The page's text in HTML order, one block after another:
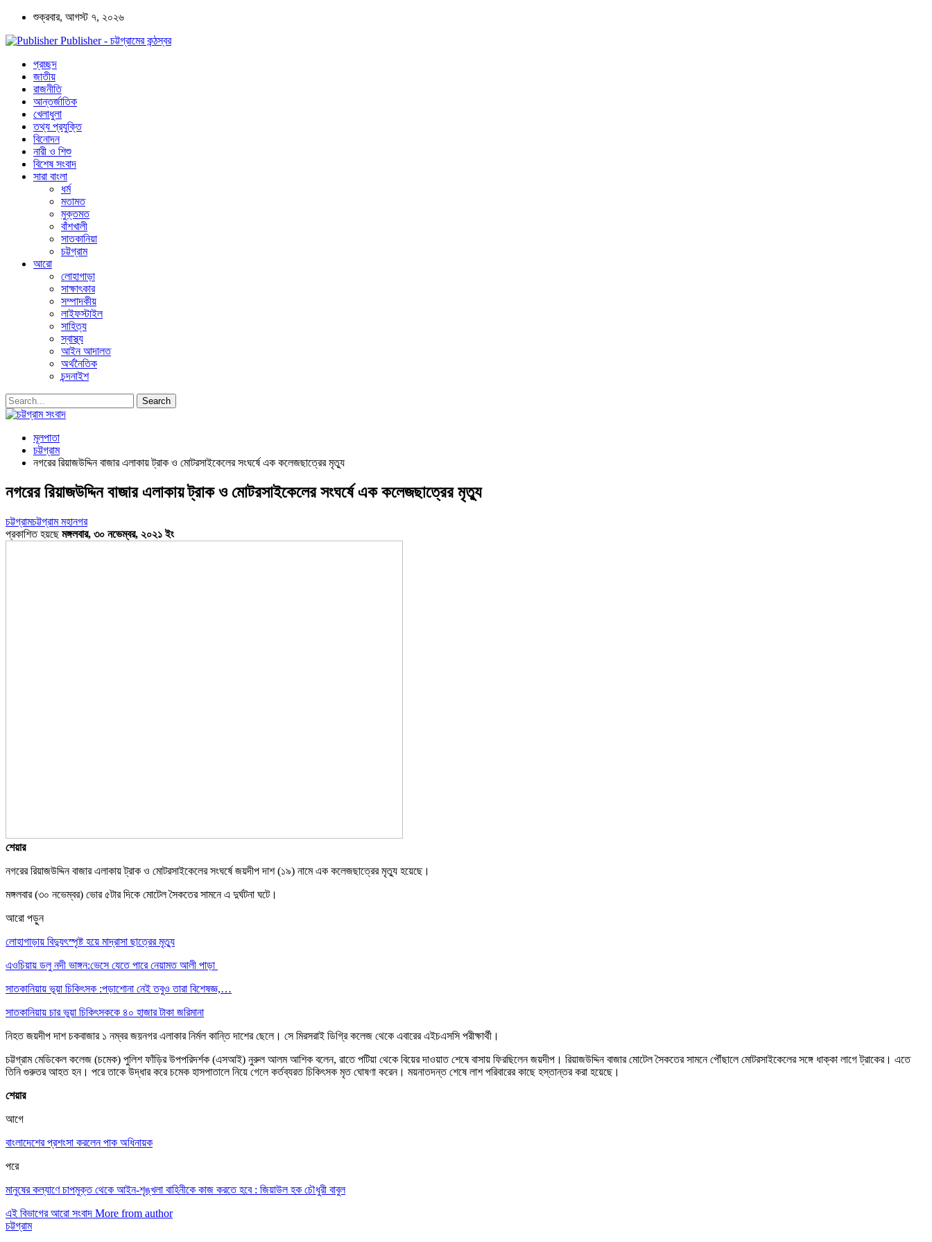
শুক্রবার, আগস্ট ৭, ২০২৬
Publisher - চট্টগ্রামের কন্ঠস্বর
প্রচ্ছদ
জাতীয়
রাজনীতি
আন্তর্জাতিক
খেলাধুলা
তথ্য প্রযুক্তি
বিনোদন
নারী ও শিশু
বিশেষ সংবাদ
সারা বাংলা
ধর্ম
মতামত
মুক্তমত
বাঁশখালী
সাতকানিয়া
চট্টগ্রাম
আরো
লোহাগাড়া
সাক্ষাৎকার
সম্পাদকীয়
লাইফস্টাইল
সাহিত্য
স্বাস্থ্য
আইন আদালত
অর্থনৈতিক
চন্দনাইশ
মূলপাতা
চট্টগ্রাম
নগরের রিয়াজউদ্দিন বাজার এলাকায় ট্রাক ও মোটরসাইকেলের সংঘর্ষে এক কলেজছাত্রের মৃত্যু
নগরের রিয়াজউদ্দিন বাজার এলাকায় ট্রাক ও মোটরসাইকেলের সংঘর্ষে এক কলেজছাত্রের মৃত্যু
চট্টগ্রামচট্টগ্রাম মহানগর
প্রকাশিত হয়ছেমঙ্গলবার, ৩০ নভেম্বর, ২০২১ ইং
শেয়ার
নগরের রিয়াজউদ্দিন বাজার এলাকায় ট্রাক ও মোটরসাইকেলের সংঘর্ষে জয়দীপ দাশ (১৯) নামে এক কলেজছাত্রের মৃত্যু হয়েছে।
মঙ্গলবার (৩০ নভেম্বর) ভোর ৫টার দিকে মোটেল সৈকতের সামনে এ দুর্ঘটনা ঘটে।
আরো পড়ুন
লোহাগাড়ায় বিদ্যুৎস্পৃষ্ট হয়ে মাদ্রাসা ছাত্রের মৃত্যু
এওচিয়ায় ডলু নদী ভাঙ্গন:ভেসে যেতে পারে নেয়ামত আলী পাড়া
সাতকানিয়ায় ভূয়া চিকিৎসক :পড়াশোনা নেই তবুও তারা বিশেষজ্ঞ,…
সাতকানিয়ায় চার ভুয়া চিকিৎসককে ৪০ হাজার টাকা জরিমানা
নিহত জয়দীপ দাশ চকবাজার ১ নম্বর জয়নগর এলাকার নির্মল কান্তি দাশের ছেলে। সে মিরসরাই ডিগ্রি কলেজ থেকে এবারের এইচএসসি পরীক্ষার্থী।
চট্টগ্রাম মেডিকেল কলেজ (চমেক) পুলিশ ফাঁড়ির উপপরিদর্শক (এসআই) নুরুল আলম আশিক বলেন, রাতে পটিয়া থেকে বিয়ের দাওয়াত শেষে বাসায় ফিরছিলেন জয়দীপ। রিয়াজউদ্দিন বাজার মোটেল সৈকতের সামনে পৌঁছালে মোটরসাইকেলের সঙ্গে ধাক্কা লাগে ট্রাকের। এতে
তিনি গুরুতর আহত হন। পরে তাকে উদ্ধার করে চমেক হাসপাতালে নিয়ে গেলে কর্তব্যরত চিকিৎসক মৃত ঘোষণা করেন। ময়নাতদন্ত শেষে লাশ পরিবারের কাছে হস্তান্তর করা হয়েছে।
শেয়ার
আগে
বাংলাদেশের প্রশংসা করলেন পাক অধিনায়ক
পরে
মানুষের কল্যাণে চাপমুক্ত থেকে আইন-শৃঙ্খলা বাহিনীকে কাজ করতে হবে : জিয়াউল হক চৌধুরী বাবুল
এই বিভাগের আরো সংবাদ More from author
চট্টগ্রাম